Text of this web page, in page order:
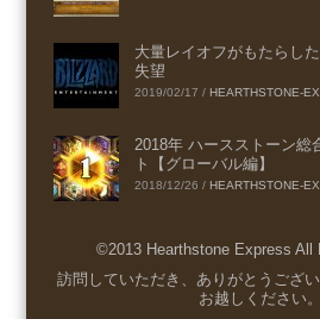
大量レイオフがもたらし
失望
2019/02/17 / HEARTHSTONE-
2018年 ハースストーン総
ト【グローバル編】
2018/12/26 / HEARTHSTONE-
©2013 Hearthstone Express All
Menu
訪問していただき、ありがとうござ
お越しください。